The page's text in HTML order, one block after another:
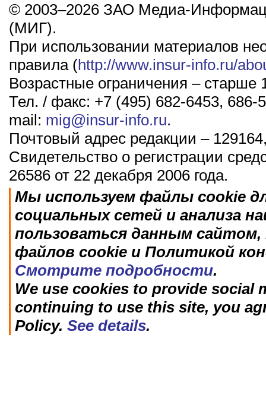
© 2003–2026 ЗАО Медиа-
(МИГ).
При использовании материалов
правила (http://www.insur-info.ru/
Возрастные ограничения – старше
Тел. / факс: +7 (495) 682-6453, 686-
mail: mig@insur-info.ru.
Почтовый адрес редакции –
Свидетельство о регистрации
26586 от 22 декабря 2006 года.
Мы используем файлы cookie
социальных сетей и анализа
пользоваться данным
файлов cookie и Политикой
Смотрите подробности.
We use cookies to provide social
continuing to use this site, you
Policy. See details.